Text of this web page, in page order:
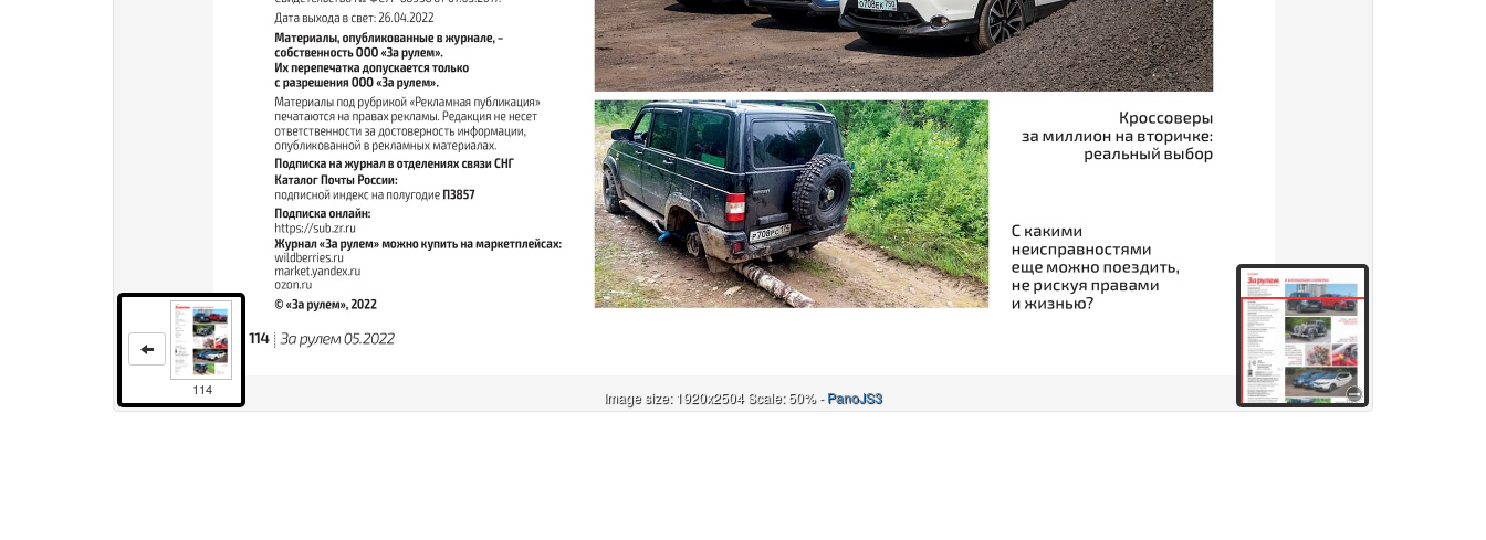
114 Image size: 1920x2504 Scale: 50% -PanoJS3